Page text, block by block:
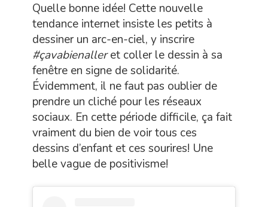
Quelle bonne idée! Cette nouvelle
tendance internet insiste les petits à
dessiner un arc-en-ciel, y inscrire
#çavabienalleret coller le dessin à sa
fenêtre en signe de solidarité.
Évidemment, il ne faut pas oublier de
prendre un cliché pour les réseaux
sociaux. En cette période difficile, ça fait
vraiment du bien de voir tous ces
dessins d’enfant et ces sourires! Une
belle vague de positivisme!